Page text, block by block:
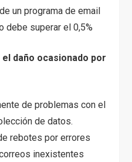
un programa de email
debe superar el 0,5%
daño ocasionado por
de problemas con el
de datos.
rebotes por errores
inexistentes